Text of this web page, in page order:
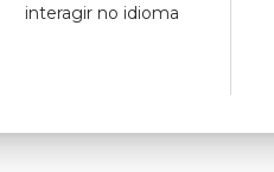
interagir no idioma